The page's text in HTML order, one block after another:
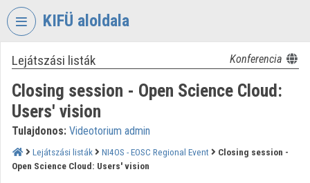
Fejléc kihagyása
KIFÜ aloldala
VIDEOTORIUM
KORMÁNYZATI
INFORMATIKAI
FEJLESZTÉSI
ÜGYNÖKSÉG
Lejátszási listák Konferencia
Closing session - Open Science Cloud:
Users' vision
Tulajdonos: Videotorium admin
Lejátszási listák NI4OS - EOSC Regional Event
Closing session -
Open Science Cloud: Users' vision